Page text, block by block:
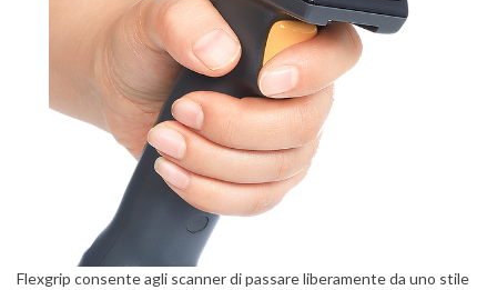
Flexgrip consente agli scanner di passare liberamente da uno stile